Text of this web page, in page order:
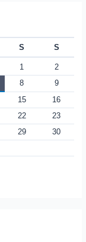
S S
1
2
8
9
15
16
22
23
29
30